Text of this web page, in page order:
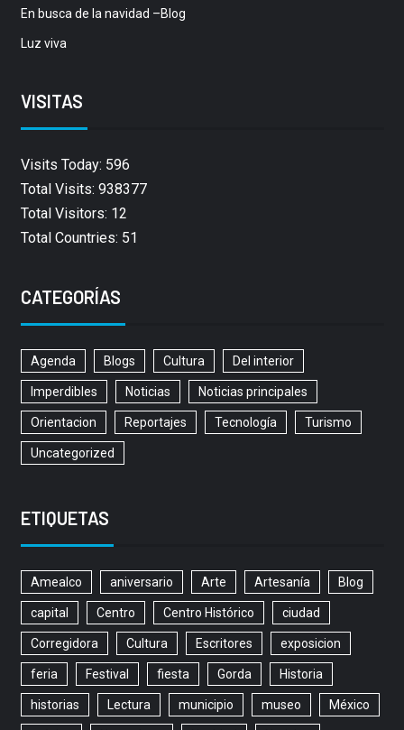
En busca de la navidad –Blog
Luz viva
VISITAS
Visits Today: 596
Total Visits: 938377
Total Visitors: 12
Total Countries: 51
CATEGORÍAS
Agenda Blogs Cultura Del interior
Imperdibles Noticias Noticias principales
Orientacion Reportajes Tecnología Turismo
Uncategorized
ETIQUETAS
Amealco aniversario Arte Artesanía Blog
capital Centro Centro Histórico ciudad
Corregidora Cultura Escritores exposicion
feria Festival fiesta Gorda Historia
historias Lectura municipio museo México